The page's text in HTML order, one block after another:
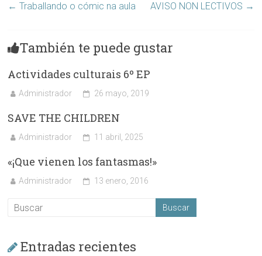
← Traballando o cómic na aula AVISO NON LECTIVOS →
También te puede gustar
Actividades culturais 6º EP
Administrador 26 mayo, 2019
SAVE THE CHILDREN
Administrador 11 abril, 2025
«¡Que vienen los fantasmas!»
Administrador 13 enero, 2016
Entradas recientes